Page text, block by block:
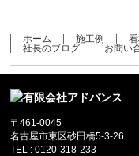
ホーム 施工例
社長のブログ
お問い
〒461-0045
名古屋市東区砂田橋5-3-26
TEL : 0120-318-233